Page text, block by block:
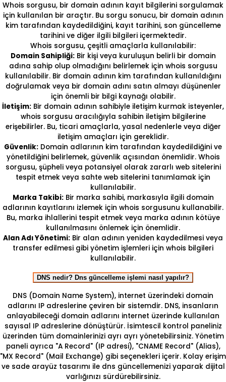
Whois sorgusu, bir domain adının kayıt bilgilerini sorgulamak
için kullanılan bir araçtır. Bu sorgu sonucu, bir domain adının
kim tarafından kaydedildiğini, kayıt tarihini, son güncelleme
tarihini ve diğer ilgili bilgileri içermektedir.
Whois sorgusu, çeşitli amaçlarla kullanılabilir:
Domain Sahipliği:Bir kişi veya kuruluşun belirli bir domain
adına sahip olup olmadığını belirlemek için whois sorgusu
kullanılabilir. Bir domain adının kim tarafından kullanıldığını
doğrulamak veya bir domain adını satın almayı düşünenler
için önemli bir bilgi kaynağı olabilir.
İletişim: Bir domain adının sahibiyle iletişim kurmak isteyenler,
whois sorgusu aracılığıyla sahibin iletişim bilgilerine
erişebilirler. Bu, ticari amaçlarla, yasal nedenlerle veya diğer
iletişim amaçları için gereklidir.
Güvenlik: Domain adlarının kim tarafından kaydedildiğini ve
yönetildiğini belirlemek, güvenlik açısından önemlidir. Whois
sorgusu, şüpheli veya potansiyel olarak zararlı web sitelerini
tespit etmek veya sahte web sitelerini tanımlamak için
kullanılabilir.
Marka Takibi:Bir marka sahibi, markasıyla ilgili domain
adlarının kayıtlarını izlemek için whois sorgusunu kullanabilir.
Bu, marka ihlallerini tespit etmek veya marka adının kötüye
kullanılmasını önlemek için önemlidir.
Alan Adı Yönetimi: Bir alan adının yeniden kaydedilmesi veya
transfer edilmesi gibi yönetim işlemleri için whois bilgileri
kullanılabilir.
DNS nedir? Dns güncelleme işlemi nasıl yapılır?
DNS (Domain Name System), internet üzerindeki domain
adlarını IP adreslerine çeviren bir sistemdir. DNS, insanların
anlayabileceği domain adlarını internet üzerinde kullanılan
sayısal IP adreslerine dönüştürür. İsimtescil kontrol paneliniz
üzerinden tüm domainlerinizi ayrı ayrı yönetebilirsiniz. Yönetim
paneli ayrıca "A Record" (IP adresi), "CNAME Record" (Alias),
"MX Record" (Mail Exchange) gibi seçenekleri içerir. Kolay erişim
ve sade arayüz tasarımı ile dns güncellemenizi yaparak dijital
varlığınızı sürdürebilirsiniz.